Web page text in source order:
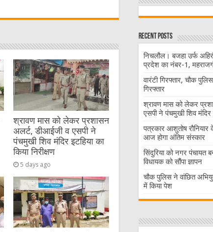
श्रावण मास को लेकर प्रशासन
अलर्ट, डीआईजी व एसपी ने
पंचमुखी शिव मंदिर इटहिया का
किया निरीक्षण
5 days ago
Recent Posts
निचलौल। बजहा उर्फ
प्रदेश का नंबर-1,
वारंटी गिरफ्तार, चौक
गिरफ्तार
श्रावण मास को लेकर
एसपी ने पंचमुखी शिव मंदिर
पत्रकार आशुतोष रौनियार
आज होगा अंतिम संस्कार
सिंदुरिया को नगर पंचायत
विधायक को सौंपा ज्ञापन
चौक पुलिस ने वांछित
में किया पेश